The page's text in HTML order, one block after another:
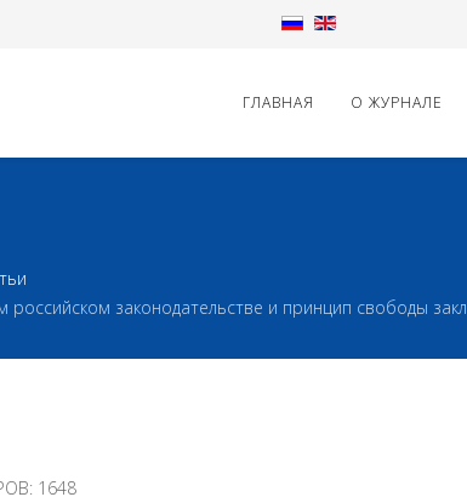
ГЛАВНАЯ О ЖУРНАЛЕ
законодательстве и принцип свободы
1648